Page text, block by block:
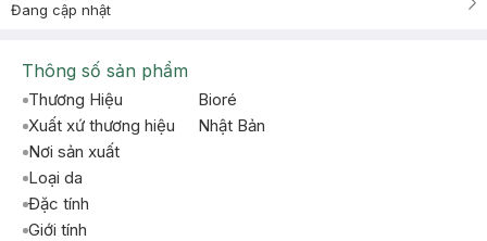
Đang cập nhật
Thông số sản phẩm
Thương Hiệu
Bioré
Xuất xứ thương hiệu
Nhật Bản
Nơi sản xuất
Loại da
Đặc tính
Giới tính